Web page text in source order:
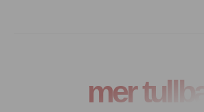
mer tullball